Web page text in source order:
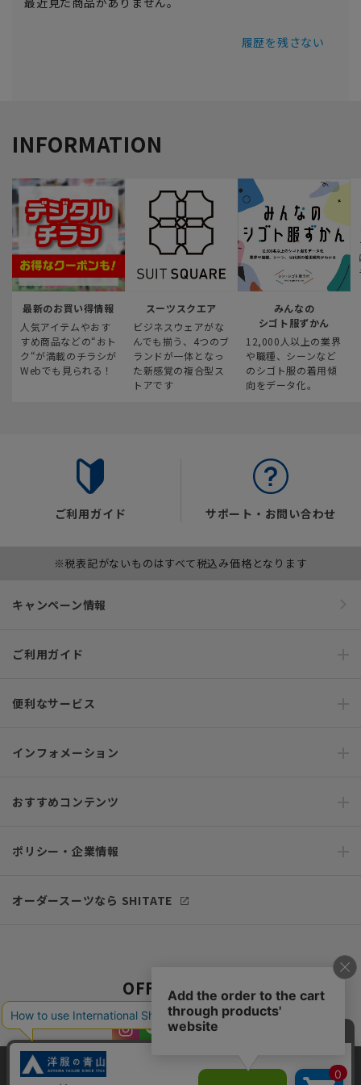
履歴を残さない
INFORMATION
最新のお買い得情報
人気アイテムやおす
すめ商品などの“おト
ク“が満載のチラシが
Webでも見られる！
スーツスクエア
ビジネスウェアがな
んでも揃う、4つのブ
ランドが一体となっ
た新感覚の複合型ス
トアです
みんなの
シゴト服ずかん
12,000人以上の業界
や職種、シーンなど
のシゴト服の着用傾
向をデータ化。
ご利用ガイド サポート・お問い合わせ
※税表記がないものはすべて税込み価格となります
キャンペーン情報
ご利用ガイド
便利なサービス
インフォメーション
おすすめコンテンツ
ポリシー・企業情報
オーダースーツなら SHITATE
OFFICIAL SNS